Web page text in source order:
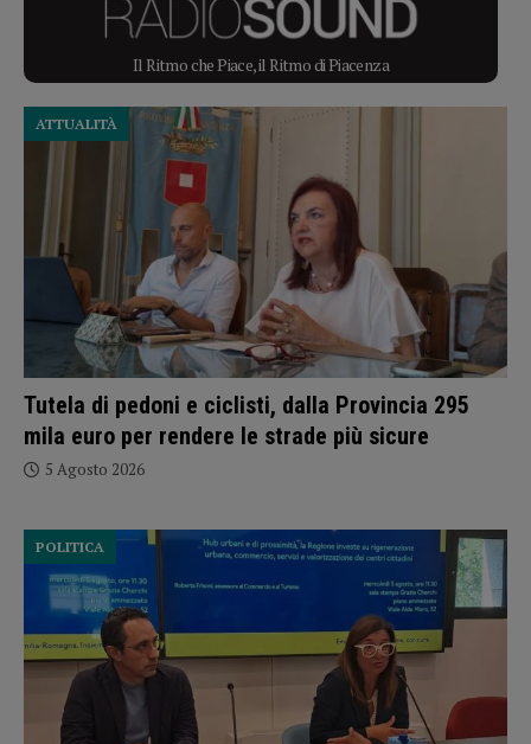
Il Ritmo che Piace, il Ritmo di Piacenza
Tutela di pedoni e ciclisti, dalla Provincia 295
mila euro per rendere le strade più sicure
ATTUALITÀ
5 Agosto 2026
POLITICA